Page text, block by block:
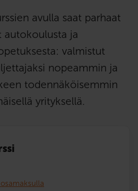
avulla saat parhaat
autokoulusta ja
valmistut
nopeammin ja
todennäköisemmin
yrityksellä.